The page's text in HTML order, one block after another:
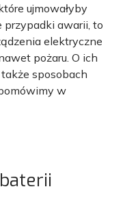
ujmowałyby
przypadki awarii, to
elektryczne
pożaru. O ich
sposobach
w